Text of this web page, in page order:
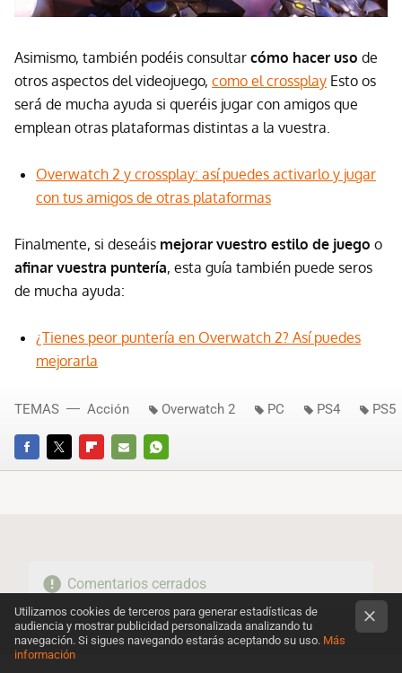
Asimismo, también podéis consultar cómo hacer uso de
otros aspectos del videojuego, como el crossplay Esto os
será de mucha ayuda si queréis jugar con amigos que
emplean otras plataformas distintas a la vuestra.
Overwatch 2 y crossplay: así puedes activarlo y jugar
con tus amigos de otras plataformas
Finalmente, si deseáis mejorar vuestro estilo de juego o
afinar vuestra puntería, esta guía también puede seros
de mucha ayuda:
¿Tienes peor puntería en Overwatch 2? Así puedes
mejorarla
FACEBOOKTWITTERFLIPBOARD
E-
WHATSAPP
TEMAS Acción Overwatch 2 PC PS4 PS5
Comentarios cerrados
Utilizamos cookies de terceros para generar estadísticas de
audiencia y mostrar publicidad personalizada analizando tu
navegación. Si sigues navegando estarás aceptando su uso. Más
información